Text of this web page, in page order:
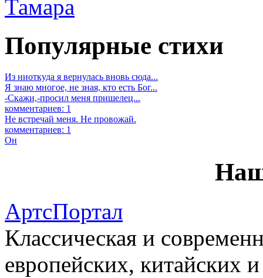
Тамара
Популярные стихи
Из ниоткуда я вернулась вновь сюда...
Я знаю многое, не зная, кто есть Бог...
-Скажи,-просил меня пришелец...
комментариев: 1
Не встречай меня. Не провожай.
комментариев: 1
Он
АртсПортал
Классическая и
европейских, китайских